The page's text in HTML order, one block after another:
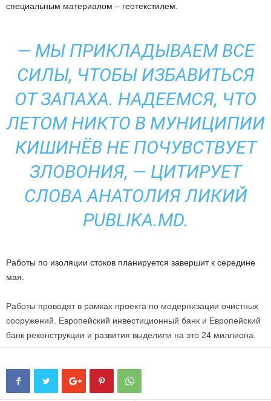
специальным материалом – геотекстилем.
— МЫ ПРИКЛАДЫВАЕМ ВСЕ
СИЛЫ, ЧТОБЫ ИЗБАВИТЬСЯ
ОТ ЗАПАХА. НАДЕЕМСЯ, ЧТО
ЛЕТОМ НИКТО В МУНИЦИПИИ
КИШИНЁВ НЕ ПОЧУВСТВУЕТ
ЗЛОВОНИЯ, — ЦИТИРУЕТ
СЛОВА АНАТОЛИЯ ЛИКИЙ
PUBLIKA.MD.
Работы по изоляции стоков планируется завершит к середине
мая.
Работы проводят в рамках проекта по модернизации очистных
сооружений. Европейский инвестиционный банк и Европейский
банк реконструкции и развития выделили на это 24 миллиона.